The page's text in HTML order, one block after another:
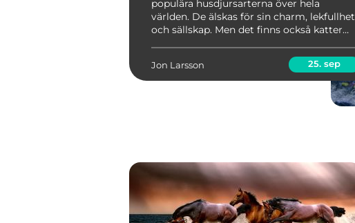
populära husdjursarterna över hela
världen. De älskas för sin charm, lekfullhet
och sällskap. Men det finns också katter
speciella kunskaper och omfattande
erfarenhet för ...
Jon Larsson 25. sep